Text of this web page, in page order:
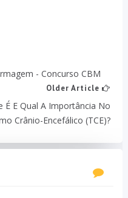
- Concurso CBM
Older Article
E Qual A Importância No
Crânio-Encefálico (TCE)?